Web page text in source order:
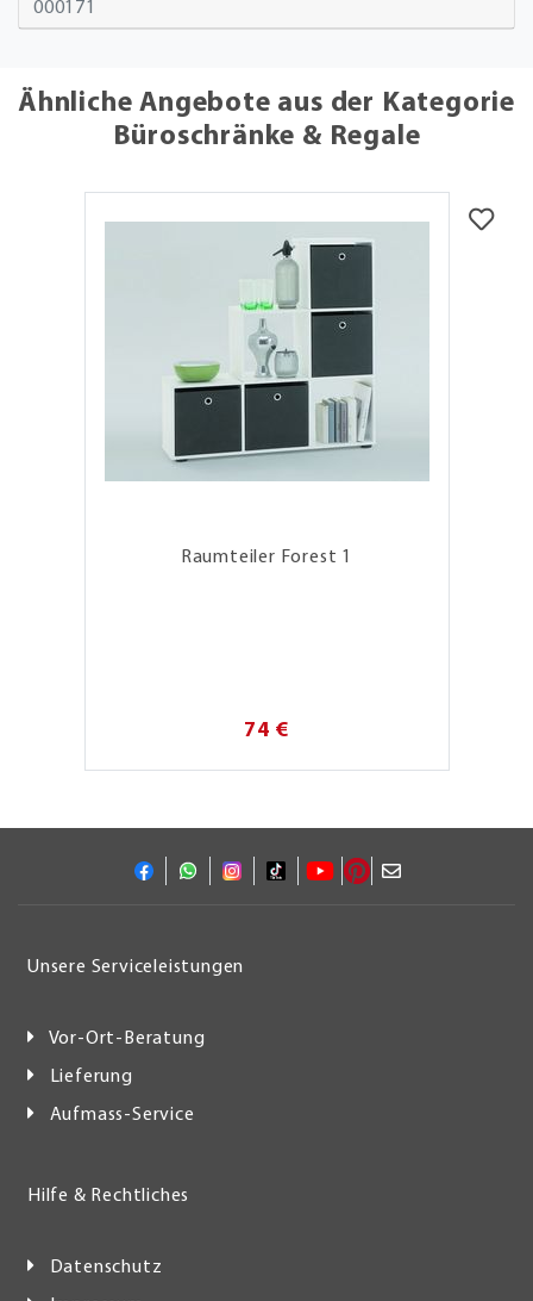
000171
Ähnliche Angebote aus der Kategorie
Büroschränke & Regale
Raumteiler Forest 1
74 €
Unsere Serviceleistungen
Vor-Ort-Beratung
Lieferung
Aufmass-Service
Hilfe & Rechtliches
Datenschutz